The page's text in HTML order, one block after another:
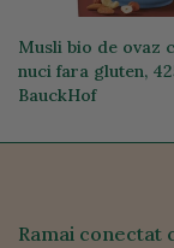
Musli bio de ovaz
nuci fara gluten,
BauckHof
Ramai conectat